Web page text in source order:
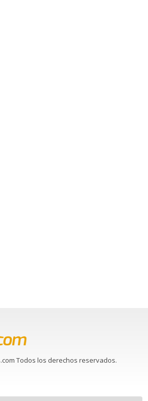
Todos los derechos reservados.